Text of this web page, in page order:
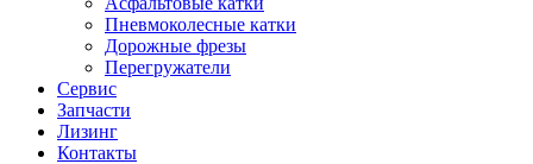
Пневмоколесные катки
Дорожные фрезы
Перегружатели
Сервис
Запчасти
Лизинг
Контакты